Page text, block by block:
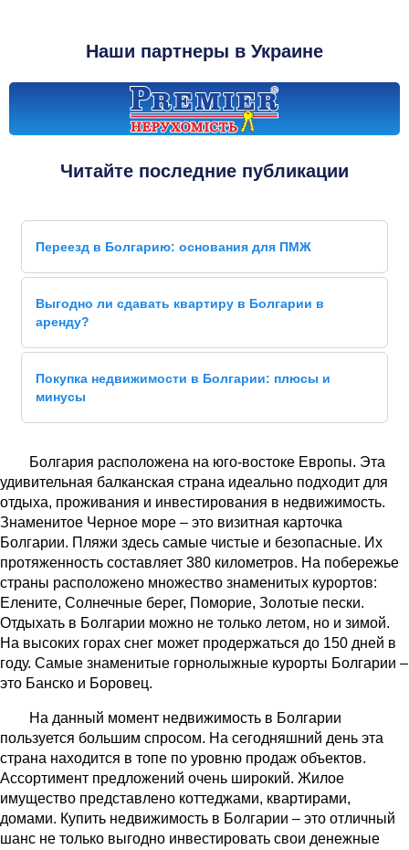
Наши партнеры в Украине
Читайте последние публикации
Переезд в Болгарию: основания для ПМЖ
Выгодно ли сдавать квартиру в Болгарии в
аренду?
Покупка недвижимости в Болгарии: плюсы и
минусы
Болгария расположена на юго-востоке Европы. Эта
удивительная балканская страна идеально подходит для
отдыха, проживания и инвестирования в недвижимость.
Знаменитое Черное море – это визитная карточка
Болгарии. Пляжи здесь самые чистые и безопасные. Их
протяженность составляет 380 километров. На побережье
страны расположено множество знаменитых курортов:
Елените, Солнечные берег, Поморие, Золотые пески.
Отдыхать в Болгарии можно не только летом, но и зимой.
На высоких горах снег может продержаться до 150 дней в
году. Самые знаменитые горнолыжные курорты Болгарии –
это Банско и Боровец.
На данный момент недвижимость в Болгарии
пользуется большим спросом. На сегодняшний день эта
страна находится в топе по уровню продаж объектов.
Ассортимент предложений очень широкий. Жилое
имущество представлено коттеджами, квартирами,
домами. Купить недвижимость в Болгарии – это отличный
шанс не только выгодно инвестировать свои денежные